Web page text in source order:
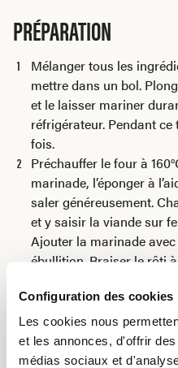
Configuration des cookies
Les cookies nous
et les annonces, d'offrir
médias sociaux et
PRÉPARATION
Mélanger tous les
mettre dans un bol.
et le laisser mariner
réfrigérateur. Pendant
fois.
Préchauffer le four à
marinade, l’éponger à
saler généreusement.
et y saisir la viande sur
Ajouter la marinade
ébullition. Braiser le rôti
Sortir la viande de la
feuille d’aluminium
Passer le mouillement,
peu d’amidon de maïs.